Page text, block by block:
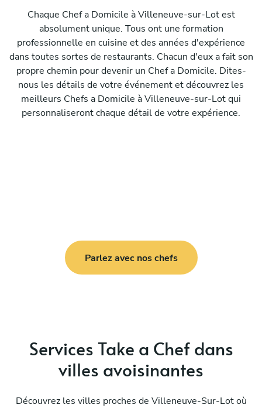
Chaque Chef a Domicile à Villeneuve-sur-Lot est
absolument unique. Tous ont une formation
professionnelle en cuisine et des années d'expérience
dans toutes sortes de restaurants. Chacun d'eux a fait son
propre chemin pour devenir un Chef a Domicile. Dites-
nous les détails de votre événement et découvrez les
meilleurs Chefs a Domicile à Villeneuve-sur-Lot qui
personnaliseront chaque détail de votre expérience.
Parlez avec nos chefs
Services Take a Chef dans
villes avoisinantes
Découvrez les villes proches de Villeneuve-Sur-Lot où